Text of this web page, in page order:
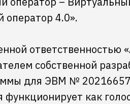
оператор 4.0».
собственной
для ЭВМ №
функционирует как